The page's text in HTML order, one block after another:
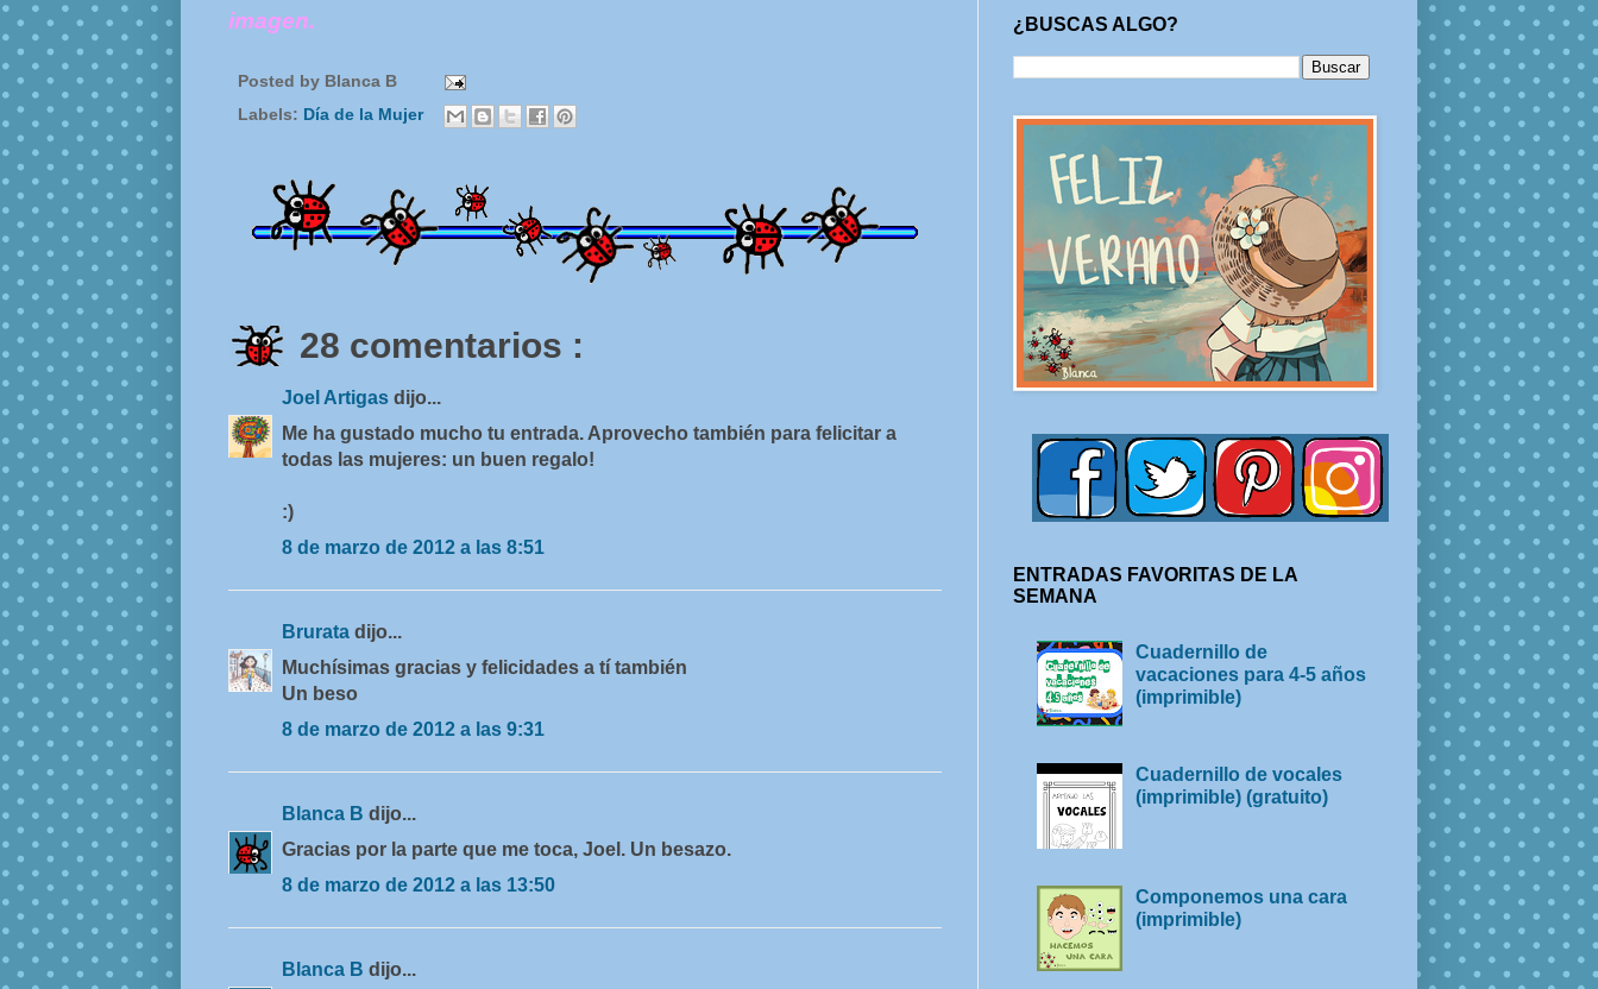
imagen.
Posted by Blanca B
Labels: Día de la Mujer
28 comentarios :
Joel Artigas dijo...
Me ha gustado mucho tu entrada. Aprovecho también para felicitar a
todas las mujeres: un buen regalo!
:)
8 de marzo de 2012 a las 8:51
Brurata dijo...
Muchísimas gracias y felicidades a tí también
Un beso
8 de marzo de 2012 a las 9:31
Blanca B dijo...
Gracias por la parte que me toca, Joel. Un besazo.
8 de marzo de 2012 a las 13:50
Blanca B dijo...
¿BUSCAS ALGO?
ENTRADAS FAVORITAS DE LA
SEMANA
Cuadernillo de
vacaciones para 4-5 años
(imprimible)
Cuadernillo de vocales
(imprimible) (gratuito)
Componemos una cara
(imprimible)